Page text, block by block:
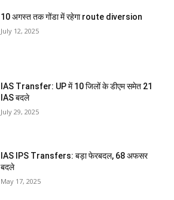
10 अगस्त तक गोंडा में रहेगा route diversion
July 12, 2025
IAS Transfer: UP में 10 जिलों के डीएम समेत 21
IAS बदले
July 29, 2025
IAS IPS Transfers: बड़ा फेरबदल, 68 अफसर
बदले
May 17, 2025